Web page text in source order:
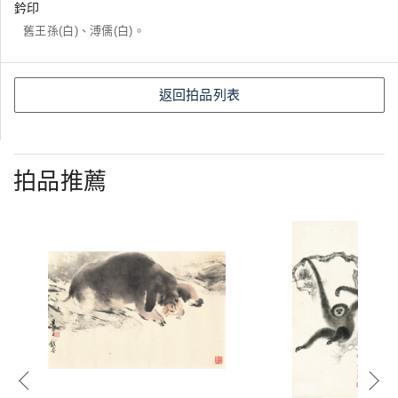
鈐印
舊王孫(白)、溥儒(白)。
返回拍品列表
拍品推薦